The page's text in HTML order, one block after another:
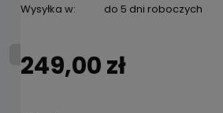
Wysyłka w:
do 5 dni roboczych
249,00 zł